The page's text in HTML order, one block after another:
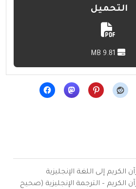
التحميل
الكريم إلى اللغة الإنجليزية
الكريم – الترجمة الإنجليزية (صحيح